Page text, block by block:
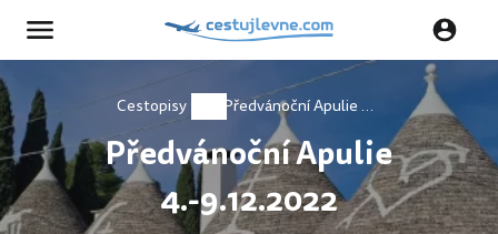
Cestopisy Předvánoční Apulie 4.-9.12.2022
Předvánoční Apulie
4.-9.12.2022